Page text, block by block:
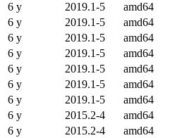
6 y
2019.1-5 amd64
6 y
2019.1-5 amd64
6 y
2019.1-5 amd64
6 y
2019.1-5 amd64
6 y
2019.1-5 amd64
6 y
2019.1-5 amd64
6 y
2019.1-5 amd64
6 y
2015.2-4 amd64
6 y
2015.2-4 amd64